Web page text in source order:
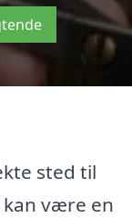
sted til
kan være en